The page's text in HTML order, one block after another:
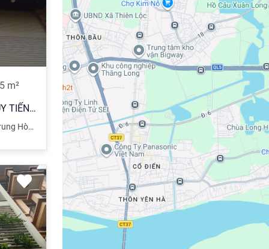
m²
BÁN GẤP NHÀ MP KHUẤT DUY TIẾN, DT 110MX9T, MT 7,5M, CÓ HẦM- NHÀ ĐẸP- THÔNG SÀN, GIÁ 42 TỶ
Hòa , Cầu Giấy, Hà Nội